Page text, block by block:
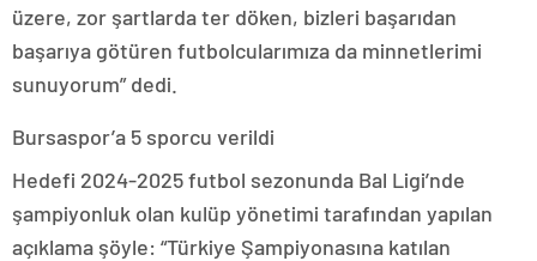
üzere, zor şartlarda ter döken, bizleri başarıdan
başarıya götüren futbolcularımıza da minnetlerimi
sunuyorum” dedi.
Bursaspor’a 5 sporcu verildi
Hedefi 2024-2025 futbol sezonunda Bal Ligi’nde
şampiyonluk olan kulüp yönetimi tarafından yapılan
açıklama şöyle: “Türkiye Şampiyonasına katılan